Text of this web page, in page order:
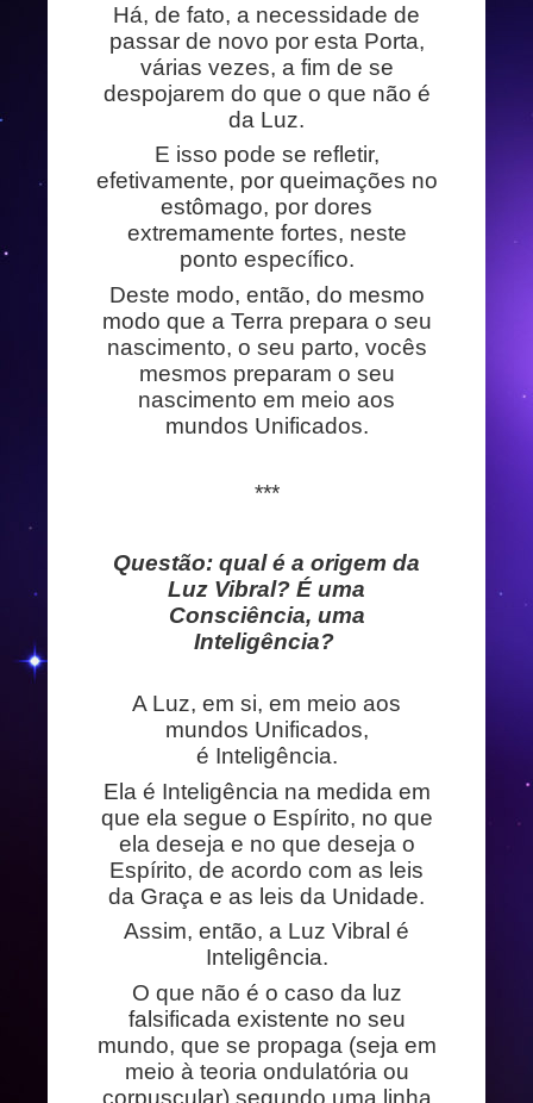
Há, de fato, a necessidade de
passar de novo por esta Porta,
várias vezes, a fim de se
despojarem do que o que não é
da Luz.
E isso pode se refletir,
efetivamente, por queimações no
estômago, por dores
extremamente fortes, neste
ponto específico.
Deste modo, então, do mesmo
modo que a Terra prepara o seu
nascimento, o seu parto, vocês
mesmos preparam o seu
nascimento em meio aos
mundos Unificados.
***
Questão: qual é a origem da
Luz Vibral? É uma
Consciência, uma
Inteligência?
A Luz, em si, em meio aos
mundos Unificados,
é Inteligência.
Ela é Inteligência na medida em
que ela segue o Espírito, no que
ela deseja e no que deseja o
Espírito, de acordo com as leis
da Graça e as leis da Unidade.
Assim, então, a Luz Vibral é
Inteligência.
O que não é o caso da luz
falsificada existente no seu
mundo, que se propaga (seja em
meio à teoria ondulatória ou
corpuscular) segundo uma linha